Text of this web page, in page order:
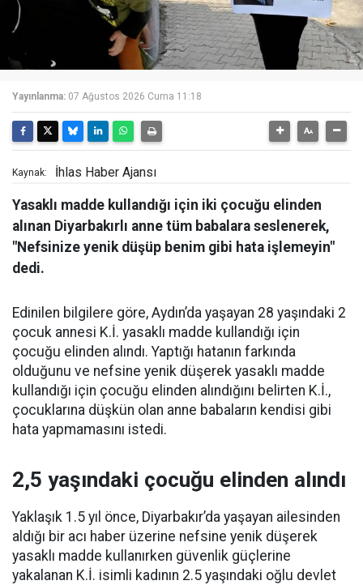
Yayınlanma: 07 Ağustos 2026 Cuma 11:18
Kaynak: İhlas Haber Ajansı
Yasaklı madde kullandığı için iki çocuğu elinden
alınan Diyarbakırlı anne tüm babalara seslenerek,
"Nefsinize yenik düşüp benim gibi hata işlemeyin"
dedi.
Edinilen bilgilere göre, Aydın’da yaşayan 28 yaşındaki 2
çocuk annesi K.İ. yasaklı madde kullandığı için
çocuğu elinden alındı. Yaptığı hatanın farkında
olduğunu ve nefsine yenik düşerek yasaklı madde
kullandığı için çocuğu elinden alındığını belirten K.İ.,
çocuklarına düşkün olan anne babaların kendisi gibi
hata yapmamasını istedi.
2,5 yaşındaki çocuğu elinden alındı
Yaklaşık 1.5 yıl önce, Diyarbakır’da yaşayan ailesinden
aldığı bir acı haber üzerine nefsine yenik düşerek
yasaklı madde kullanırken güvenlik güçlerine
yakalanan K.İ. isimli kadının 2.5 yaşındaki oğlu devlet